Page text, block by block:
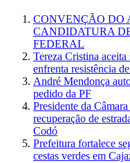
CONVENÇÃO DO
CANDIDATURA
FEDERAL
Tereza Cristina
enfrenta resistência
André Mendonça
pedido da PF
Presidente da
recuperação de
Codó
Prefeitura fortalece
cestas verdes em